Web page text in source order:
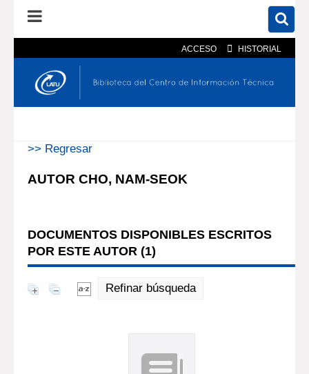
ACCESO HISTORIAL
En el catálogo En el sitio
>> Regresar
AUTOR CHO, NAM-SEOK
DOCUMENTOS DISPONIBLES ESCRITOS
POR ESTE AUTOR (1)
Refinar búsqueda